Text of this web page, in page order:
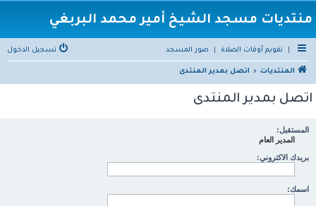
منتديات مسجد الشيخ أمير محمد البربغي
تقويم أوقات الصلاة صور المسجد تسجيل الدخول
المنتديات اتصل بمدير المنتدى
اتصل بمدير المنتدى
المستقبل:
المدير العام
بريدك الاكتروني:
اسمك: